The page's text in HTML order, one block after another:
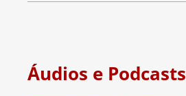
Áudios e Podcasts